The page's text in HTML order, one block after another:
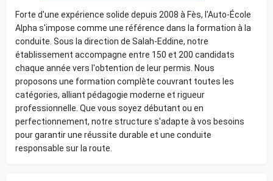
Forte d'une expérience solide depuis 2008 à Fès, l'Auto-École
Alpha s'impose comme une référence dans la formation à la
conduite. Sous la direction de Salah-Eddine, notre
établissement accompagne entre 150 et 200 candidats
chaque année vers l'obtention de leur permis. Nous
proposons une formation complète couvrant toutes les
catégories, alliant pédagogie moderne et rigueur
professionnelle. Que vous soyez débutant ou en
perfectionnement, notre structure s'adapte à vos besoins
pour garantir une réussite durable et une conduite
responsable sur la route.